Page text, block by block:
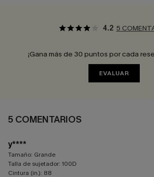
4.2 5
¡Gana más de 30 puntos por cada
EVALUAR
5 COMENTARIOS
y****
Tamaño: Grande
Talla de sujetador: 100D
Cintura (in.): 88